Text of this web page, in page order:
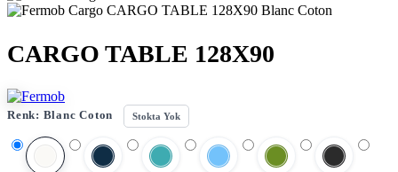
CARGO TABLE 128X90
Renk: Blanc Coton Stokta Yok